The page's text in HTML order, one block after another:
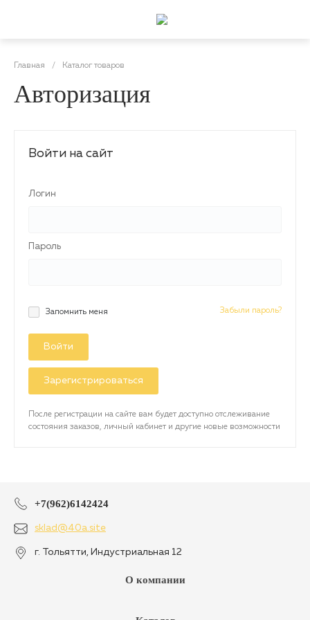
Главная / Каталог товаров
Авторизация
Войти на сайт
Логин
Пароль
Запомнить меня Забыли пароль?
Войти
Зарегистрироваться
После регистрации на сайте вам будет доступно отслеживание
состояния заказов, личный кабинет и другие новые возможности
+7(962)6142424
sklad@40a.site
г. Тольятти, Индустриальная 12
О компании